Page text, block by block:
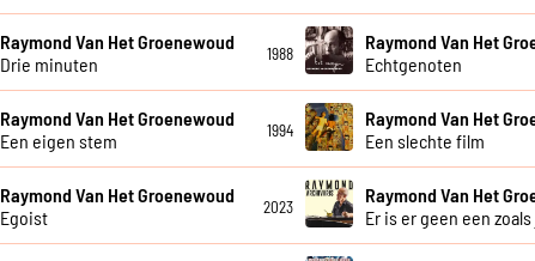
Raymond Van Het Groenewoud
Drie minuten
1988
Raymond Van Het
Echtgenoten
Raymond Van Het Groenewoud
Een eigen stem
1994
Raymond Van Het
Een slechte film
Raymond Van Het Groenewoud
Egoist
2023
Raymond Van Het
Er is er geen een